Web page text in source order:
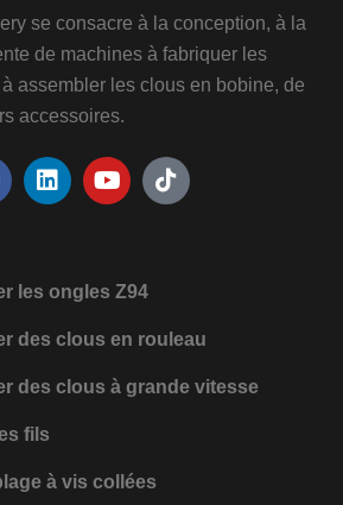
se consacre à la conception, à la
de machines à fabriquer les
assembler les clous en bobine, de
accessoires.
L
i
d
n
Y
o
b
T
i
les ongles Z94
des clous en rouleau
des clous à grande vitesse
fils
à vis collées